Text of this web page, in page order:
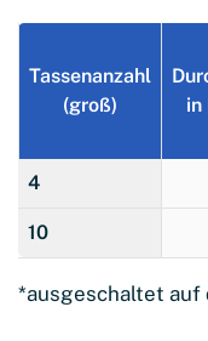
Tassenanzahl
(groß)
in
4
10
*ausgeschaltet auf